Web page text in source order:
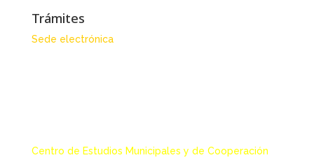
Trámites
Sede electrónica
Centro de Estudios Municipales y de Cooperación